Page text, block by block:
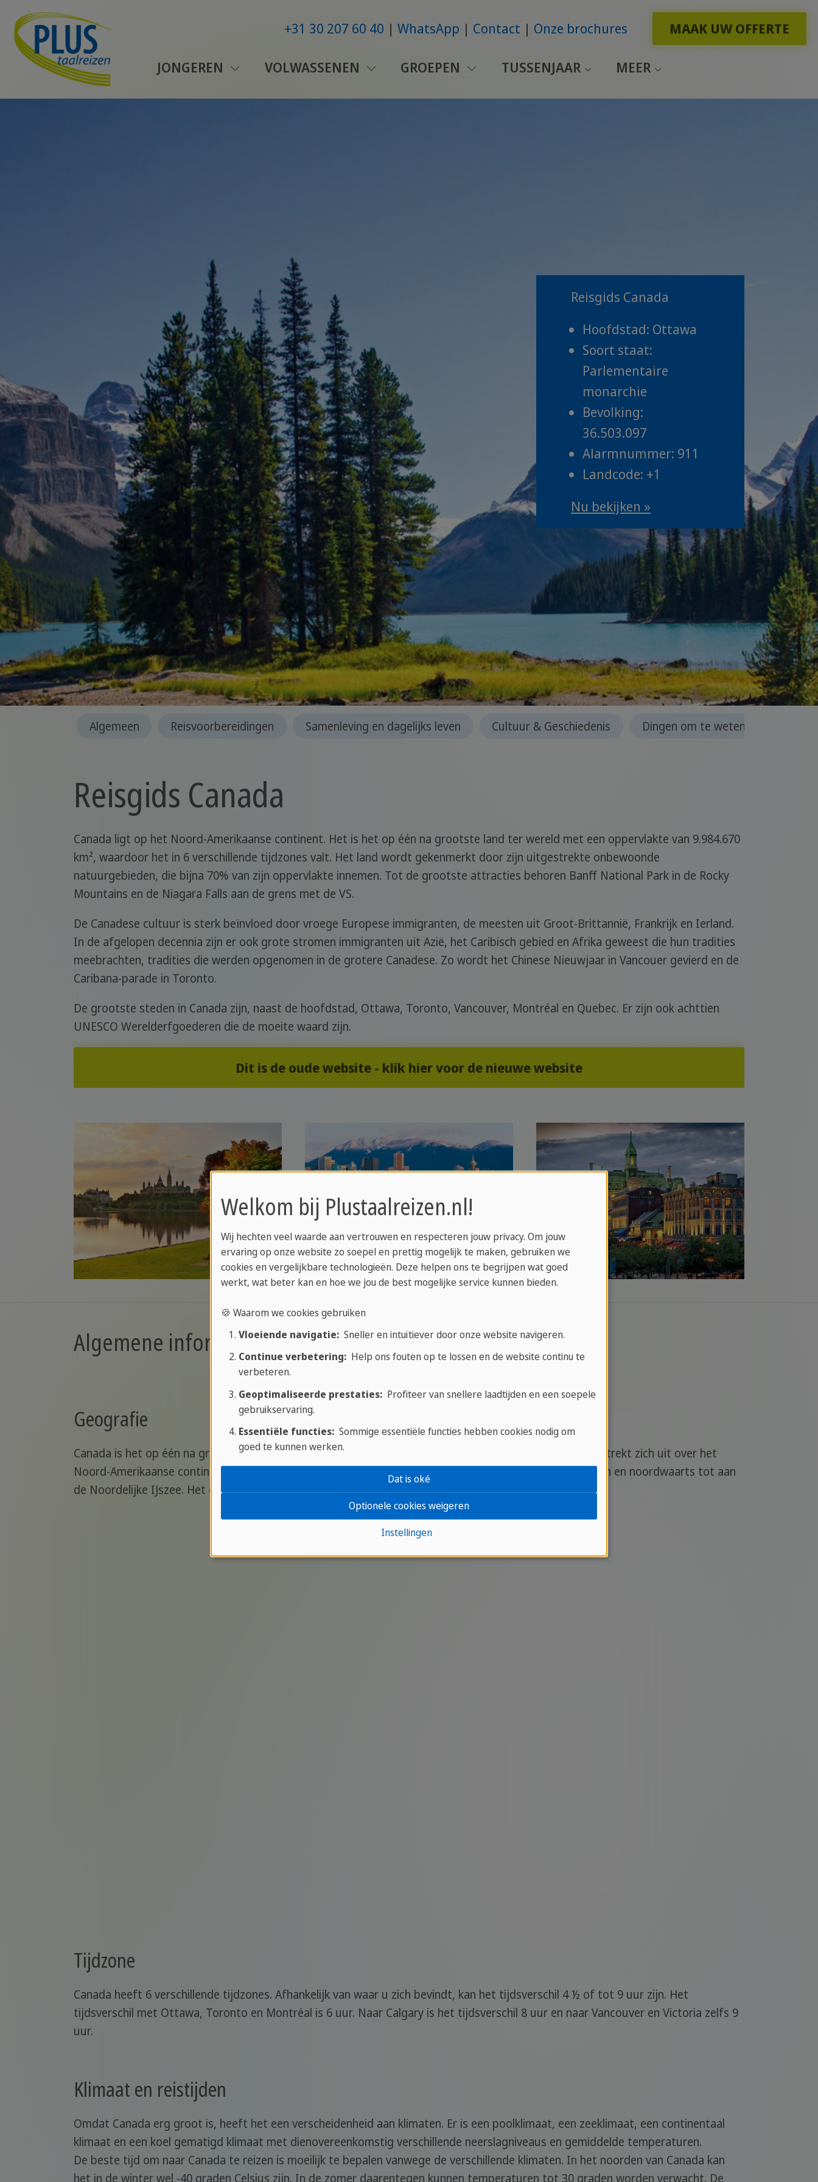
+31 30 207 60 40 WhatsApp Contact Onze brochures MAAK UW OFFERTE
JONGEREN VOLWASSENEN GROEPEN TUSSENJAAR MEER
Reisgids Canada
Hoofdstad: Ottawa
Soort staat:
Parlementaire
monarchie
Bevolking:
36.503.097
Alarmnummer: 911
Landcode: +1
Nu bekijken »
Algemeen Reisvoorbereidingen Samenleving en dagelijks leven Cultuur & Geschiedenis Dingen om te weten
Reisgids Canada
Canada ligt op het Noord-Amerikaanse continent. Het is het op één na grootste land ter wereld met een oppervlakte van 9.984.670
km², waardoor het in 6 verschillende tijdzones valt. Het land wordt gekenmerkt door zijn uitgestrekte onbewoonde
natuurgebieden, die bijna 70% van zijn oppervlakte innemen. Tot de grootste attracties behoren Banff National Park in de Rocky
Mountains en de Niagara Falls aan de grens met de VS.
De Canadese cultuur is sterk beïnvloed door vroege Europese immigranten, de meesten uit Groot-Brittannië, Frankrijk en Ierland.
In de afgelopen decennia zijn er ook grote stromen immigranten uit Azië, het Caribisch gebied en Afrika geweest die hun tradities
meebrachten, tradities die werden opgenomen in de grotere Canadese. Zo wordt het Chinese Nieuwjaar in Vancouer gevierd en de
Caribana-parade in Toronto.
De grootste steden in Canada zijn, naast de hoofdstad, Ottawa, Toronto, Vancouver, Montréal en Quebec. Er zijn ook achttien
UNESCO Werelderfgoederen die de moeite waard zijn.
Dit is de oude website - klik hier voor de nieuwe website
Algemene informatie over Canada
Geografie
Canada is het op één na grootste land ter wereld en heeft een oppervlakte van 9.984.670 km². Het land strekt zich uit over het
Noord-Amerikaanse continent tussen de Atlantische Oceaan in het oosten, de Stille Oceaan in het westen en noordwaarts tot aan
de Noordelijke IJszee. Het grenst in het zuiden en noordwesten aan de VS.
Tijdzone
Canada heeft 6 verschillende tijdzones. Afhankelijk van waar u zich bevindt, kan het tijdsverschil 4 ½ of tot 9 uur zijn. Het
tijdsverschil met Ottawa, Toronto en Montréal is 6 uur. Naar Calgary is het tijdsverschil 8 uur en naar Vancouver en Victoria zelfs 9
uur.
Klimaat en reistijden
Omdat Canada erg groot is, heeft het een verscheidenheid aan klimaten. Er is een poolklimaat, een zeeklimaat, een continentaal
klimaat en een koel gematigd klimaat met dienovereenkomstig verschillende neerslagniveaus en gemiddelde temperaturen.
De beste tijd om naar Canada te reizen is moeilijk te bepalen vanwege de verschillende klimaten. In het noorden van Canada kan
het in de winter wel -40 graden Celsius zijn. In de zomer daarentegen kunnen temperaturen tot 30 graden worden verwacht. De
Welkom bij Plustaalreizen.nl!
Wij hechten veel waarde aan vertrouwen en respecteren jouw privacy. Om jouw
ervaring op onze website zo soepel en prettig mogelijk te maken, gebruiken we
cookies en vergelijkbare technologieën. Deze helpen ons te begrijpen wat goed
werkt, wat beter kan en hoe we jou de best mogelijke service kunnen bieden.
🍪 Waarom we cookies gebruiken
Vloeiende navigatie:Sneller en intuïtiever door onze website navigeren.
Continue verbetering:Help ons fouten op te lossen en de website continu te
verbeteren.
Geoptimaliseerde prestaties:Profiteer van snellere laadtijden en een soepele
gebruikservaring.
Essentiële functies:Sommige essentiële functies hebben cookies nodig om
goed te kunnen werken.
Instellingen
Optionele cookies weigeren
Dat is oké